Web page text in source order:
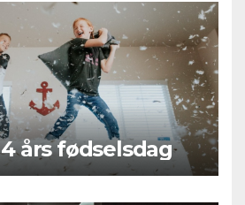
Den gode 4 års fødselsdag